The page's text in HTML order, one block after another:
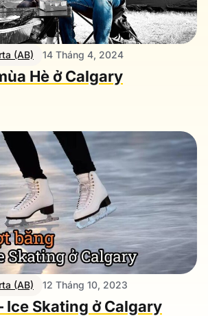
(AB) 14 Tháng 4, 2024
Hè ở Calgary
(AB) 12 Tháng 10, 2023
Ice Skating ở Calgary